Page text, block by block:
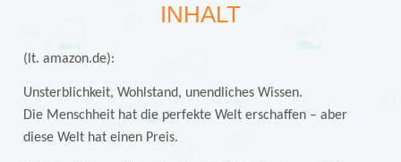
INHALT
(lt. amazon.de):
Unsterblichkeit, Wohlstand, unendliches Wissen.
Die Menschheit hat die perfekte Welt erschaffen – aber
diese Welt hat einen Preis.